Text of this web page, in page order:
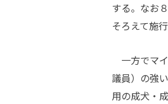
する。なお
そろえて施
一方でマ
議員）の強
用の成犬・